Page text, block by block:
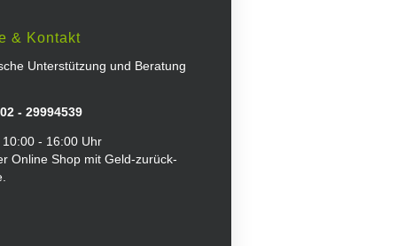
& Kontakt
Unterstützung und Beratung
- 29994539
- 16:00 Uhr
Online Shop mit Geld-zurück-